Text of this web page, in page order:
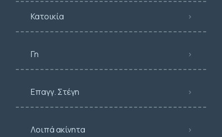
Κατοικία
Γη
Επαγγ. Στέγη
Λοιπά ακίνητα